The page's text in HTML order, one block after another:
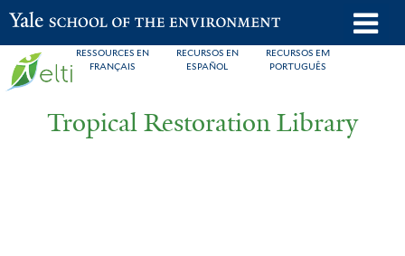
Skip
to
main
RESSOURCES EN
FRANÇAIS
RECURSOS EN
ESPAÑOL
RECURSOS EM
PORTUGUÊS
Yale School of the Environment
Tropical Restoration Library